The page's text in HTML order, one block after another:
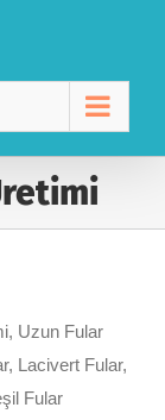
Uzun Fular
Lacivert Fular,
Fular